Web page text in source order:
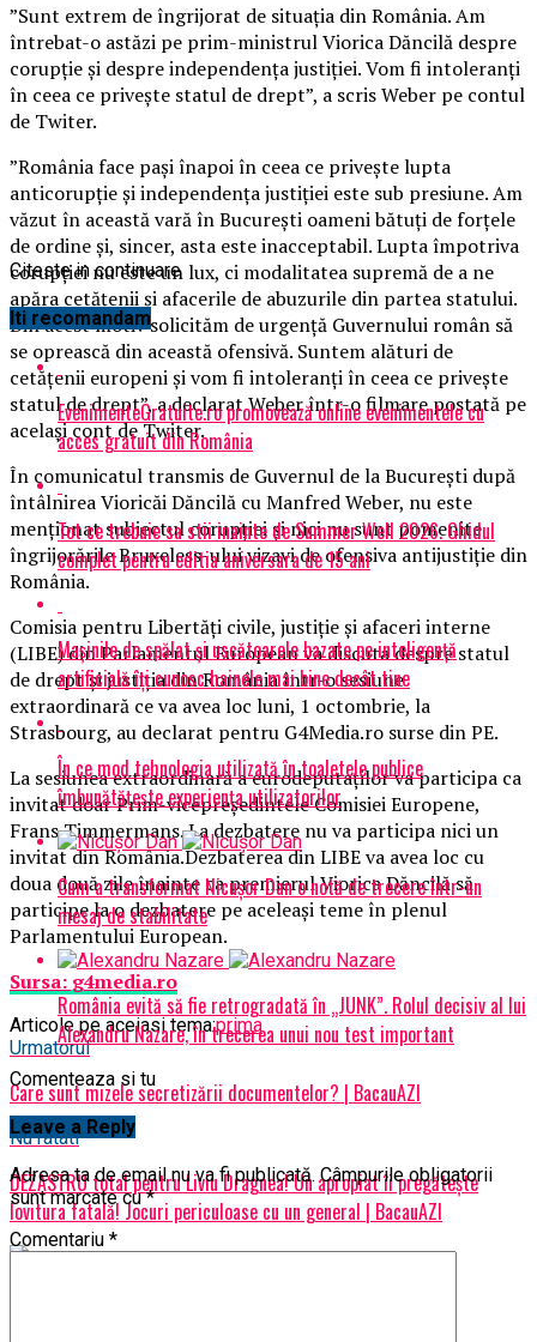
”Sunt extrem de îngrijorat de situaţia din România. Am
întrebat-o astăzi pe prim-ministrul Viorica Dăncilă despre
corupţie şi despre independenţa justiţiei.Vom fi intoleranţi
în ceea ce priveşte statul de drept”, a scris Weber pe contul
de Twiter.
”România face paşi înapoi în ceea ce priveşte lupta
anticorupţie şi independenţa justiţiei este sub presiune. Am
văzut în această vară în Bucureşti oameni bătuţi de forţele
de ordine şi, sincer, asta este inacceptabil. Lupta împotriva
corupţiei nu este un lux, ci modalitatea supremă de a ne
apăra cetăţenii şi afacerile de abuzurile din partea statului.
Din acest motiv solicităm de urgenţă Guvernului român să
se oprească din această ofensivă. Suntem alături de
cetăţenii europeni şi vom fi intoleranţi în ceea ce priveşte
statul de drept”, a declarat Weber într-o filmare postată pe
acelaşi cont de Twiter.
În comunicatul transmis de Guvernul de la Bucureşti după
întâlnirea Vioricăi Dăncilă cu Manfred Weber, nu este
menţionat subiectul corupţiei şi nici nu sunt pomenite
îngrijorările Bruxeless-ului vizavi de ofensiva antijustiţie din
România.
Comisia pentru Libertăţi civile, justiţie şi afaceri interne
(LIBE) din Parlamentul European va discuta despre statul
de drept şi justiţia din România într-o sesiune
extraordinară ce va avea loc luni, 1 octombrie, la
Strasbourg, au declarat pentru G4Media.ro surse din PE.
La sesiunea extraordinară a eurodeputaţilor va participa ca
invitat doar Prim-vicepreşedintele Comisiei Europene,
Frans Timmermans. La dezbatere nu va participa nici un
invitat din România.Dezbaterea din LIBE va avea loc cu
doua două zile înainte ca premierul Viorica Dăncilă să
participe la o dezbatere pe aceleaşi teme în plenul
Parlamentului European.
Sursa: g4media.ro
Articole pe aceiasi tema:prima
Urmatorul
Care sunt mizele secretizării documentelor? | BacauAZI
Nu ratati
DEZASTRU total pentru Liviu Dragnea! Un apropiat îi pregătește
lovitura fatală! Jocuri periculoase cu un general | BacauAZI
Citeste in continuare
Iti recomandam
EvenimenteGratuite.ro promovează online evenimentele cu
acces gratuit din România
Tot ce trebuie sa stii inainte de Summer Well 2026. Ghidul
complet pentru editia aniversara de 15 ani
Mașinile de spălat și uscătoarele bazate pe inteligență
artificială îți cunosc hainele mai bine decât tine
În ce mod tehnologia utilizată în toaletele publice
îmbunătățește experiența utilizatorilor
Cum a transformat Nicușor Dan o notă de trecere într-un
mesaj de stabilitate
România evită să fie retrogradată în „JUNK”. Rolul decisiv al lui
Alexandru Nazare, în trecerea unui nou test important
Comenteaza si tu
Leave a Reply
Adresa ta de email nu va fi publicată. Câmpurile obligatorii
sunt marcate cu*
Comentariu *